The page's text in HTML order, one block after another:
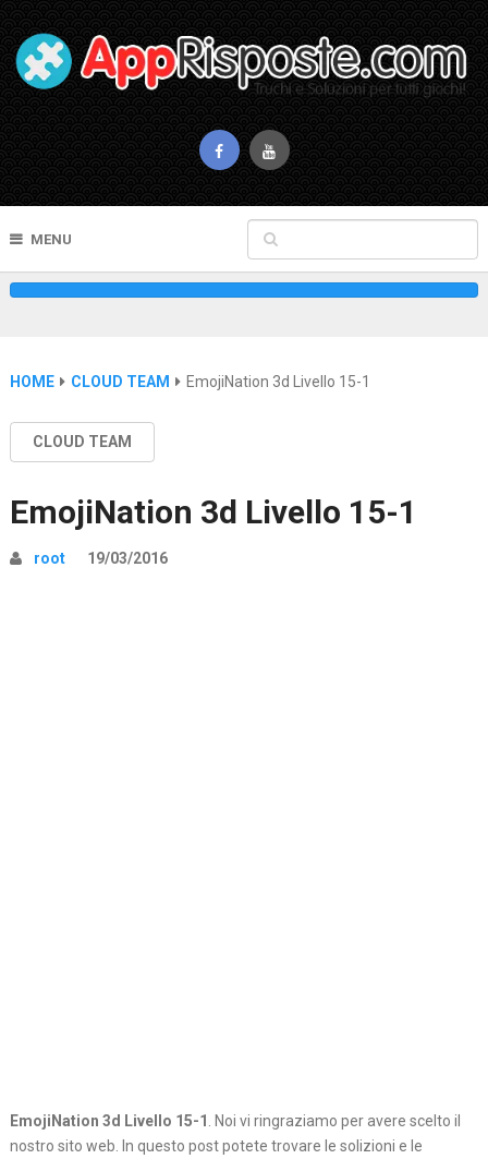
MENU
HOME CLOUD TEAM EmojiNation 3d Livello 15-1
CLOUD TEAM
EmojiNation 3d Livello 15-1
root 19/03/2016
EmojiNation 3d Livello 15-1 . Noi vi ringraziamo per avere scelto il
nostro sito web. In questo post potete trovare le solizioni e le